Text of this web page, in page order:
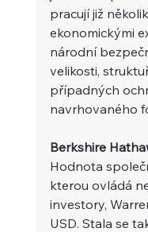
pracují již
ekonomickými
národní
velikosti,
případných
navrhovaného
Berkshire
Hodnota
kterou ovládá
investory,
USD. Stala se